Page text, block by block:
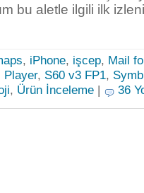
bu aletle ilgili ilk
, iPhone, işcep, Mail
Player, S60 v3 FP1,
, Ürün İnceleme | 36